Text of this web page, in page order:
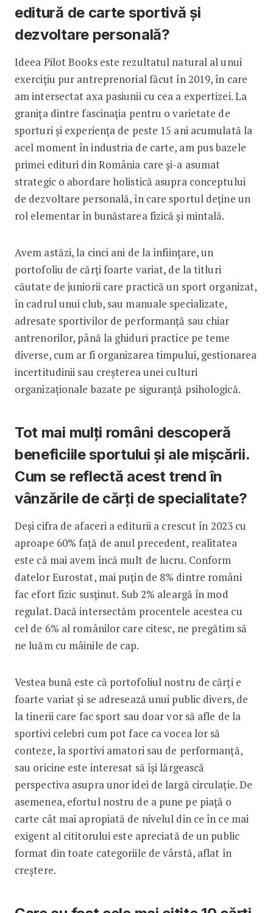
editură de carte sportivă și
dezvoltare personală?
Ideea Pilot Books este rezultatul natural al unui
exercițiu pur antreprenorial făcut în 2019, în care
am intersectat axa pasiunii cu cea a expertizei. La
granița dintre fascinația pentru o varietate de
sporturi și experiența de peste 15 ani acumulată la
acel moment în industria de carte, am pus bazele
primei edituri din România care și-a asumat
strategic o abordare holistică asupra conceptului
de dezvoltare personală, în care sportul deține un
rol elementar în bunăstarea fizică și mintală.
Avem astăzi, la cinci ani de la înființare, un
portofoliu de cărți foarte variat, de la titluri
căutate de juniorii care practică un sport organizat,
în cadrul unui club, sau manuale specializate,
adresate sportivilor de performanță sau chiar
antrenorilor, până la ghiduri practice pe teme
diverse, cum ar fi organizarea timpului, gestionarea
incertitudinii sau creșterea unei culturi
organizaționale bazate pe siguranță psihologică.
Tot mai mulți români descoperă
beneficiile sportului și ale mișcării.
Cum se reflectă acest trend în
vânzările de cărți de specialitate?
Deși cifra de afaceri a editurii a crescut în 2023 cu
aproape 60% față de anul precedent, realitatea
este că mai avem încă mult de lucru. Conform
datelor Eurostat, mai puțin de 8% dintre români
fac efort fizic susținut. Sub 2% aleargă în mod
regulat. Dacă intersectăm procentele acestea cu
cel de 6% al românilor care citesc, ne pregătim să
ne luăm cu mâinile de cap.
Vestea bună este că portofoliul nostru de cărți e
foarte variat și se adresează unui public divers, de
la tinerii care fac sport sau doar vor să afle de la
sportivi celebri cum pot face ca vocea lor să
conteze, la sportivi amatori sau de performanță,
sau oricine este interesat să își lărgească
perspectiva asupra unor idei de largă circulație. De
asemenea, efortul nostru de a pune pe piață o
carte cât mai apropiată de nivelul din ce în ce mai
exigent al cititorului este apreciată de un public
format din toate categoriile de vârstă, aflat în
creștere.